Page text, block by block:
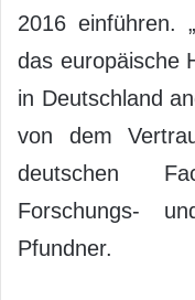
2016 einführen.
das europäische
in Deutschland
von dem
deutschen
Forschungs-
Pfundner.